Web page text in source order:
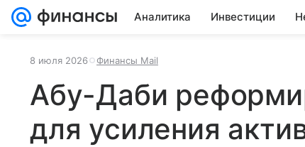
Аналитика Инвестиции
8 июля 2026 Финансы Mail
Абу-Даби
для усиления